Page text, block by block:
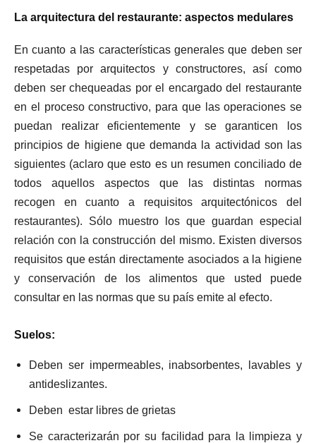
La arquitectura del restaurante: aspectos medulares
En cuanto a las características generales que deben ser
respetadas por arquitectos y constructores, así como
deben ser chequeadas por el encargado del restaurante
en el proceso constructivo, para que las operaciones se
puedan realizar eficientemente y se garanticen los
principios de higiene que demanda la actividad son las
siguientes (aclaro que esto es un resumen conciliado de
todos aquellos aspectos que las distintas normas
recogen en cuanto a requisitos arquitectónicos del
restaurantes). Sólo muestro los que guardan especial
relación con la construcción del mismo. Existen diversos
requisitos que están directamente asociados a la higiene
y conservación de los alimentos que usted puede
consultar en las normas que su país emite al efecto.
Suelos:
Deben ser impermeables, inabsorbentes, lavables y
antideslizantes.
Deben estar libres de grietas
Se caracterizarán por su facilidad para la limpieza y